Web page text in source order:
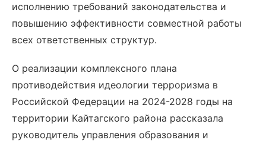
исполнению требований законодательства и
повышению эффективности совместной работы
всех ответственных структур.
О реализации комплексного плана
противодействия идеологии терроризма в
Российской Федерации на 2024-2028 годы на
территории Кайтагского района рассказала
руководитель управления образования и